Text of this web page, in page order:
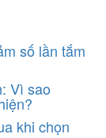
số lần tắm
Vì sao
khi chọn